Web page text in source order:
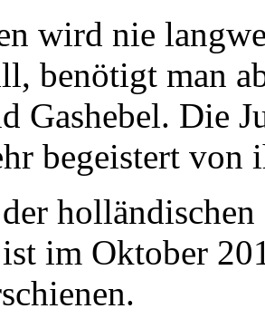
wird nie
benötigt man
Gashebel. Die
begeistert von
im Oktober